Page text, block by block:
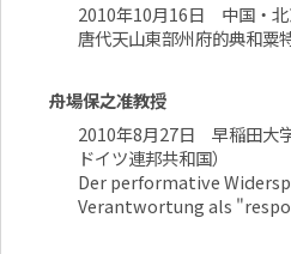
2010年10月16日 中国・北
唐代天山東部州府的典和粟
舟場保之准教授
2010年8月27日 早稲田大
ドイツ連邦共和国）
Der performative
Verantwortung als